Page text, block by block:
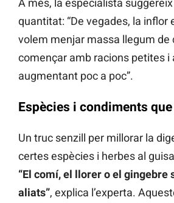
A més, la especialista
quantitat: “De vegades, la inflor
volem menjar massa llegum de
començar amb racions petites i
augmentant poc a poc”.
Espècies i condiments
Un truc senzill per millorar la
certes espècies i herbes al
“El comí, el llorer o el gingebre
aliats”, explica l’experta.